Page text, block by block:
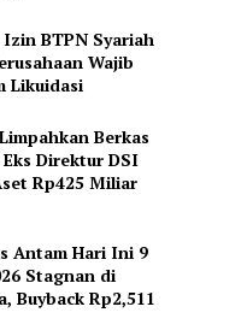
Izin BTPN Syariah
Wajib
Likuidasi
Berkas
Direktur DSI
Rp425 Miliar
Antam Hari Ini 9
Stagnan di
Buyback Rp2,511